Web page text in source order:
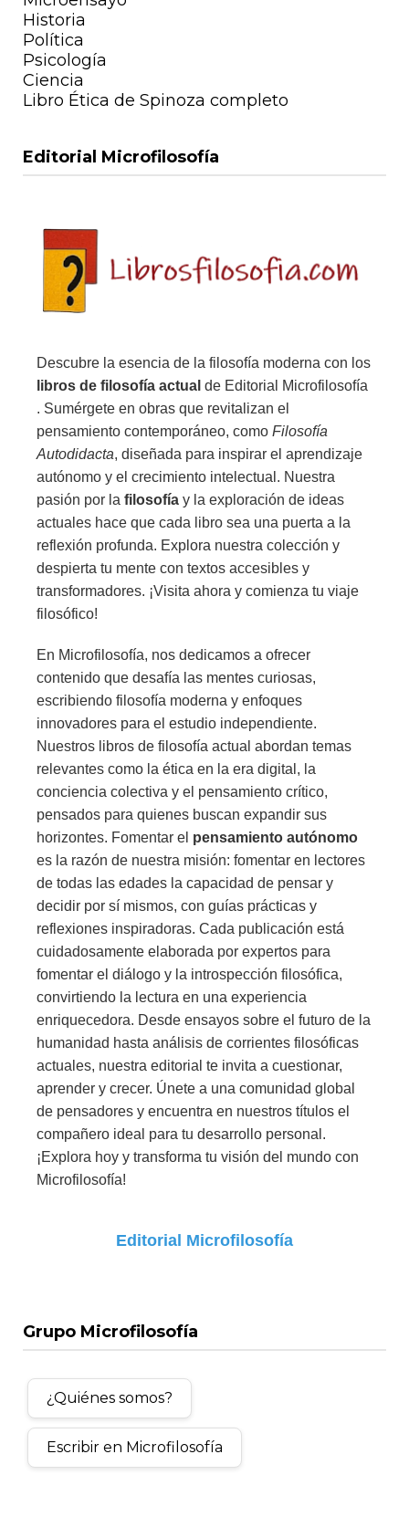
Historia
Política
Psicología
Ciencia
Libro Ética de Spinoza completo
Editorial Microfilosofía
Descubre la esencia de la filosofía moderna con los
libros de filosofía actual de Editorial Microfilosofía
. Sumérgete en obras que revitalizan el
pensamiento contemporáneo, como Filosofía
Autodidacta, diseñada para inspirar el aprendizaje
autónomo y el crecimiento intelectual. Nuestra
pasión por la filosofía y la exploración de ideas
actuales hace que cada libro sea una puerta a la
reflexión profunda. Explora nuestra colección y
despierta tu mente con textos accesibles y
transformadores. ¡Visita ahora y comienza tu viaje
filosófico!
En Microfilosofía, nos dedicamos a ofrecer
contenido que desafía las mentes curiosas,
escribiendo filosofía moderna y enfoques
innovadores para el estudio independiente.
Nuestros libros de filosofía actual abordan temas
relevantes como la ética en la era digital, la
conciencia colectiva y el pensamiento crítico,
pensados para quienes buscan expandir sus
horizontes. Fomentar el pensamiento autónomo
es la razón de nuestra misión: fomentar en lectores
de todas las edades la capacidad de pensar y
decidir por sí mismos, con guías prácticas y
reflexiones inspiradoras. Cada publicación está
cuidadosamente elaborada por expertos para
fomentar el diálogo y la introspección filosófica,
convirtiendo la lectura en una experiencia
enriquecedora. Desde ensayos sobre el futuro de la
humanidad hasta análisis de corrientes filosóficas
actuales, nuestra editorial te invita a cuestionar,
aprender y crecer. Únete a una comunidad global
de pensadores y encuentra en nuestros títulos el
compañero ideal para tu desarrollo personal.
¡Explora hoy y transforma tu visión del mundo con
Microfilosofía!
Editorial Microfilosofía
Grupo Microfilosofía
¿Quiénes somos?
Escribir en Microfilosofía